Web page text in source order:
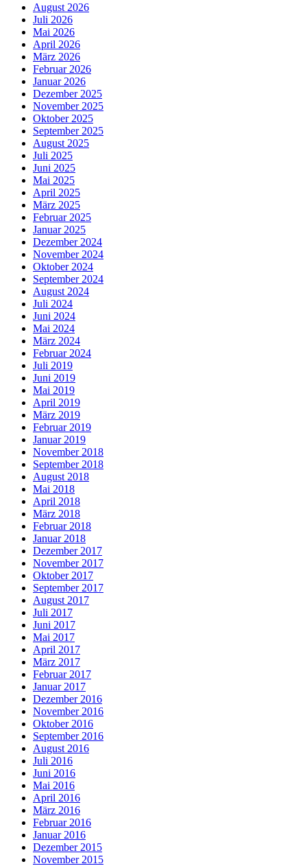
August 2026
Juli 2026
Mai 2026
April 2026
März 2026
Februar 2026
Januar 2026
Dezember 2025
November 2025
Oktober 2025
September 2025
August 2025
Juli 2025
Juni 2025
Mai 2025
April 2025
März 2025
Februar 2025
Januar 2025
Dezember 2024
November 2024
Oktober 2024
September 2024
August 2024
Juli 2024
Juni 2024
Mai 2024
März 2024
Februar 2024
Juli 2019
Juni 2019
Mai 2019
April 2019
März 2019
Februar 2019
Januar 2019
November 2018
September 2018
August 2018
Mai 2018
April 2018
März 2018
Februar 2018
Januar 2018
Dezember 2017
November 2017
Oktober 2017
September 2017
August 2017
Juli 2017
Juni 2017
Mai 2017
April 2017
März 2017
Februar 2017
Januar 2017
Dezember 2016
November 2016
Oktober 2016
September 2016
August 2016
Juli 2016
Juni 2016
Mai 2016
April 2016
März 2016
Februar 2016
Januar 2016
Dezember 2015
November 2015